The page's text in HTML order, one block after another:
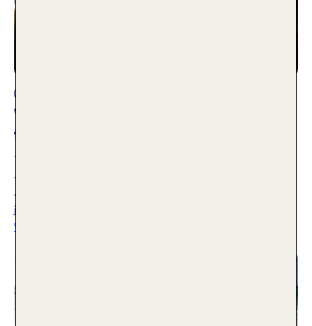
Wohin im Juni? Die besten Reiseziele
für Urlaub im Juni
11.12.2025
Jetzt ist die beste Zeit, um den Urlaub zu planen. Warum der
Juni dein perfekter Reisemonat ist – und welche Hotels sich
jetzt besonders lohnen erfährst du in diesem Blogartikel.
Weiterlesen